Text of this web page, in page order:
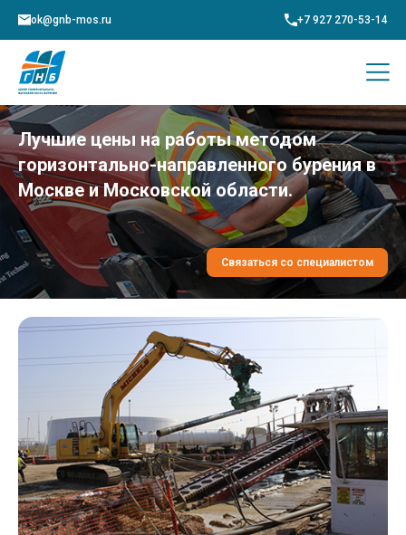
ok@gnb-mos.ru +7 927 270-53-14
Лучшие цены на работы методом
горизонтально-направленного бурения в
Москве и Московской области.
Связаться со специалистом